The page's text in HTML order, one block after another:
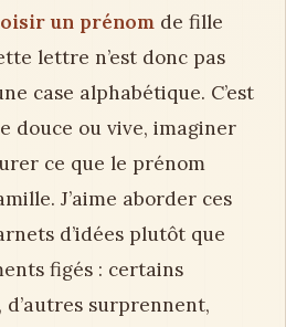
un prénom de fille
lettre n’est donc pas
case alphabétique. C’est
douce ou vive, imaginer
ce que le prénom
J’aime aborder ces
d’idées plutôt que
figés : certains
surprennent,